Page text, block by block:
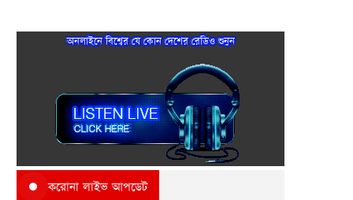
অনলাইনে বিশ্বের যে কোন দেশের রেডিও শুনুন
করোনা লাইভ আপডেট